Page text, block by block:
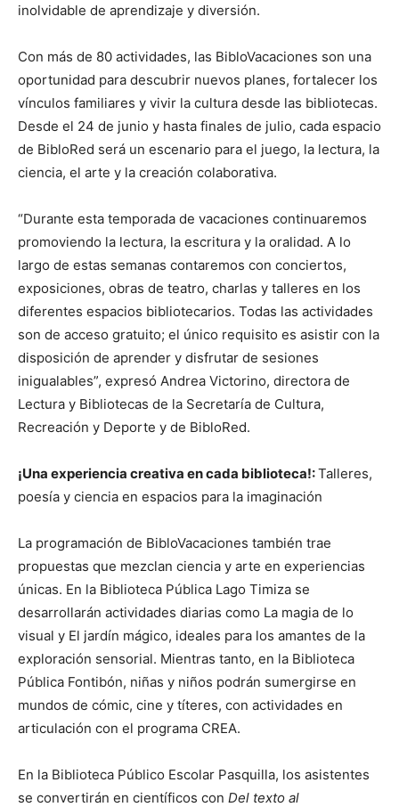
inolvidable de aprendizaje y diversión.
Con más de 80 actividades, las BibloVacaciones son una
oportunidad para descubrir nuevos planes, fortalecer los
vínculos familiares y vivir la cultura desde las bibliotecas.
Desde el 24 de junio y hasta finales de julio, cada espacio
de BibloRed será un escenario para el juego, la lectura, la
ciencia, el arte y la creación colaborativa.
“Durante esta temporada de vacaciones continuaremos
promoviendo la lectura, la escritura y la oralidad. A lo
largo de estas semanas contaremos con conciertos,
exposiciones, obras de teatro, charlas y talleres en los
diferentes espacios bibliotecarios. Todas las actividades
son de acceso gratuito; el único requisito es asistir con la
disposición de aprender y disfrutar de sesiones
inigualables”, expresó Andrea Victorino, directora de
Lectura y Bibliotecas de la Secretaría de Cultura,
Recreación y Deporte y de BibloRed.
¡Una experiencia creativa en cada biblioteca!:Talleres,
poesía y ciencia en espacios para la imaginación
La programación de BibloVacaciones también trae
propuestas que mezclan ciencia y arte en experiencias
únicas. En la Biblioteca Pública Lago Timiza se
desarrollarán actividades diarias como La magia de lo
visual y El jardín mágico, ideales para los amantes de la
exploración sensorial. Mientras tanto, en la Biblioteca
Pública Fontibón, niñas y niños podrán sumergirse en
mundos de cómic, cine y títeres, con actividades en
articulación con el programa CREA.
En la Biblioteca Público Escolar Pasquilla, los asistentes
se convertirán en científicos con Del texto al